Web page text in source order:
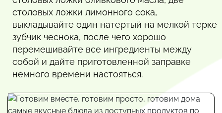
столовых ложки лимонного сока,
выкладывайте один натертый на мелкой терке
зубчик чеснока, после чего хорошо
перемешивайте все ингредиенты между
собой и дайте приготовленной заправке
немного времени настояться.